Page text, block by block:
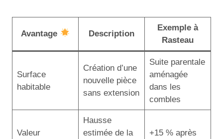
Avantage Description
Exemple à
Rasteau
Surface
habitable
Création d’une
nouvelle pièce
sans extension
Suite parentale
aménagée
dans les
combles
Valeur
Hausse
estimée de la
+15 % après